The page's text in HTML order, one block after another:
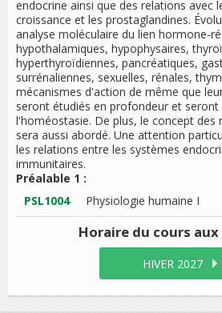
endocrine ainsi que des relations avec
croissance et les prostaglandines.
analyse moléculaire du lien hormone-
hypothalamiques, hypophysaires,
hyperthyroïdiennes, pancréatiques,
surrénaliennes, sexuelles, rénales,
mécanismes d'action de même que
seront étudiés en profondeur et
l'homéostasie. De plus, le concept des
sera aussi abordé. Une attention
les relations entre les systèmes
immunitaires.
Préalable 1 :
PSL1004
Physiologie humaine I
Horaire du cours aux
HIVER 2027